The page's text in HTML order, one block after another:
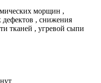
морщин ,
дефектов , снижения
тканей , угревой сыпи